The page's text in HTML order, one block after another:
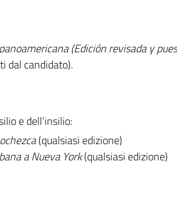
(Edición revisada y
dal candidato).
e dell’insilio:
(qualsiasi edizione)
a Nueva York(qualsiasi edizione)